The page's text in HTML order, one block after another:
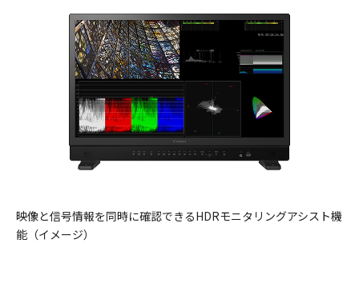
映像と信号情報を同時に確認できるHDRモニタリングアシスト機
能（イメージ）